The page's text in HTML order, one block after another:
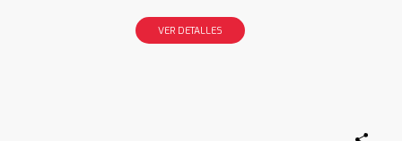
VER DETALLES